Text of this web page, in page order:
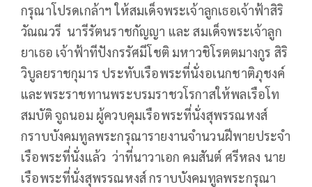
กรุณาโปรดเกล้าฯ ให้สมเด็จพระเจ้าลูกเธอเจ้าฟ้าสิริ
วัณณวรี นารีรัตนราชกัญญา และ สมเด็จพระเจ้าลูก
ยาเธอ เจ้าฟ้าทีปังกรรัศมีโชติ มหาวชิโรตตมางกูร สิริ
วิบูลยราชกุมาร ประทับเรือพระที่นั่งอเนกชาติภุชงค์
และพระราชทานพระบรมราชวโรกาสให้พลเรือโท
สมบัติ จูถนอม ผู้ควบคุมเรือพระที่นั่งสุพรรณหงส์
กราบบังคมทูลพระกรุณารายงานจำนวนฝีพายประจำ
เรือพระที่นั่งแล้ว ว่าที่นาวาเอก คมสันต์ ศรีหลง นาย
เรือพระที่นั่งสุพรรณหงส์ กราบบังคมทูลพระกรุณา